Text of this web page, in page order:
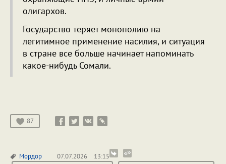
олигархов.
Государство теряет монополию на
легитимное применение насилия, и ситуация
в стране все больше начинает напоминать
какое-нибудь Сомали.
87
Мордор 07.07.2026 13:15